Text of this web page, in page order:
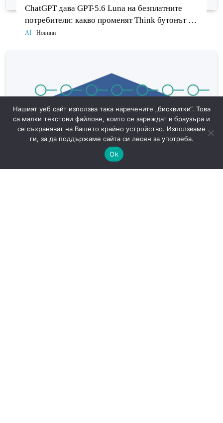
ChatGPT дава GPT-5.6 Luna на безплатните
потребители: какво променят Think бутонът и
новият Sol
AI Новини
Нашият уеб сайт използва така наречените „бисквитки“. Това
са малки текстови файлове, които се зареждат в браузъра и
се съхраняват на Вашето крайно устройство. Използваме
ги, за да поддържаме сайта си лесен за употреба.
Ok